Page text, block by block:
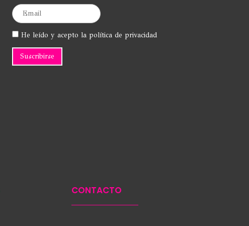
He leído y acepto la política de privacidad
CONTACTO